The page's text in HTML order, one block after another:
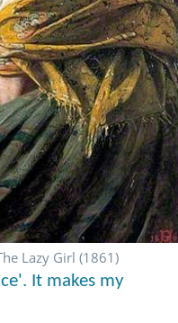
Lazy Girl (1861)
It makes my